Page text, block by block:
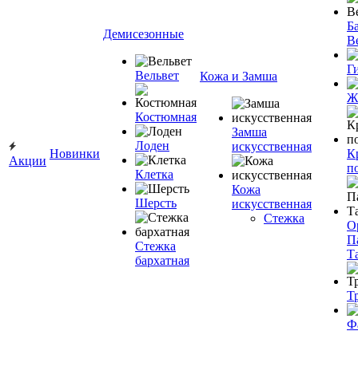
Акции
Новинки
Демисезонные
Вельвет
Костюмная
Лоден
Клетка
Шерсть
Стежка
бархатная
Кожа и Замша
Замша
искусственная
Кожа
искусственная
Стежка